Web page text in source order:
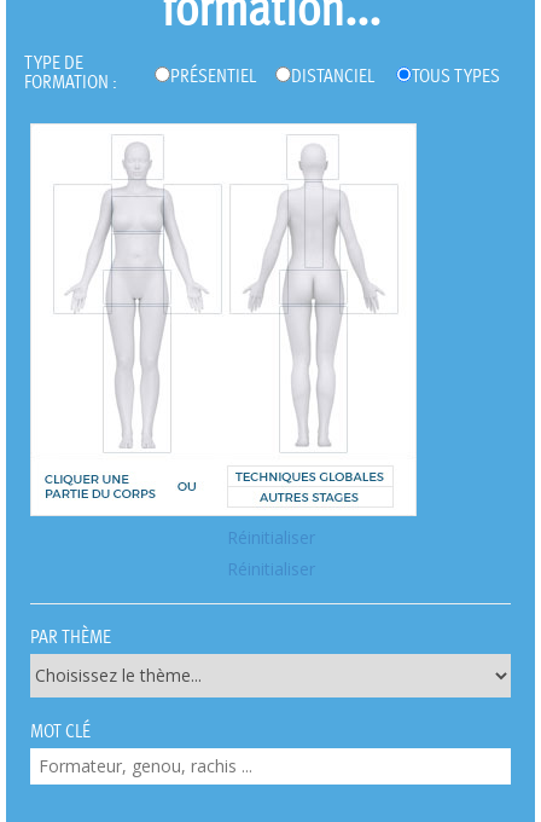
formation...
TYPE DE
FORMATION :
PRÉSENTIEL DISTANCIEL TOUS TYPES
Réinitialiser
Réinitialiser
PAR THÈME
MOT CLÉ